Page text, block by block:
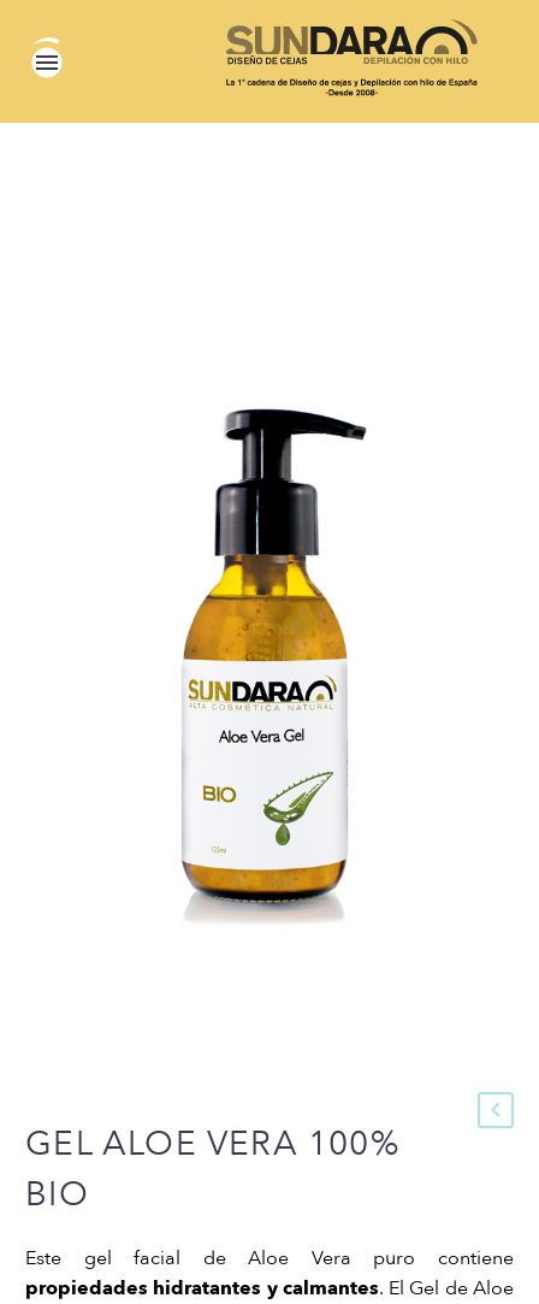
GEL ALOE VERA 100%
BIO
Este gel facial de Aloe Vera puro contiene
propiedades hidratantes y calmantes. El Gel de Aloe